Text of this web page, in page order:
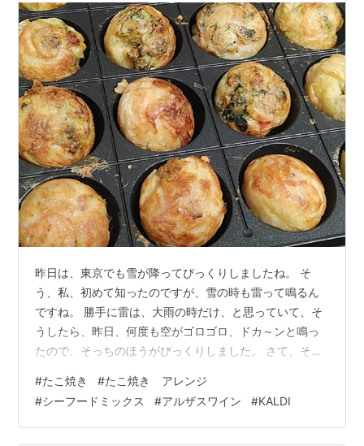
昨日は、東京でも雪が降ってびっくりしましたね。 そ
う、私、初めて知ったのですが、雪の時も雷って鳴るん
ですね。 勝手に雷は、大雨の時だけ、と思っていて、そ
うしたら、昨日、何度も空がゴロゴロ、ドカ～ンと鳴っ
たので、そっちのほうがびっくりしました。 さて、そん
のですが、先日、久しぶりにアクアパッツアをやろう、
と張り切って、用意して出かけたのですが・・・ 久しぶ
りに魚を味わう家飲みのはずが・・・ アクアパッツア延
#たこ焼き #たこ焼き アレンジ
#シーフードミックス #アルザスワイン #KALDI